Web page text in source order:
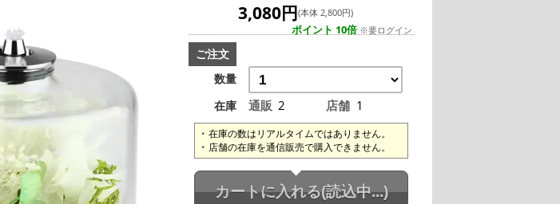
3,080円(本体 2,800円)
ポイント 10倍 ※要ログイン
ご注文
数量
在庫
通販 2 店舗 1
在庫の数はリアルタイムではありません。
店舗の在庫を通信販売で購入できません。
カートに入れる(読込中...)